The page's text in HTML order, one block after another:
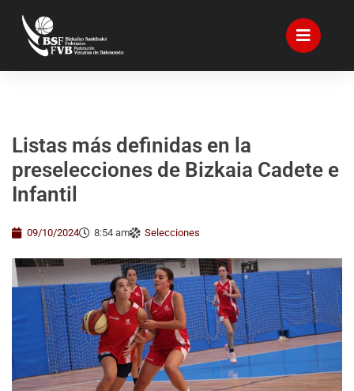
Listas más definidas en la
preselecciones de Bizkaia Cadete e
Infantil
09/10/2024 8:54 am Selecciones